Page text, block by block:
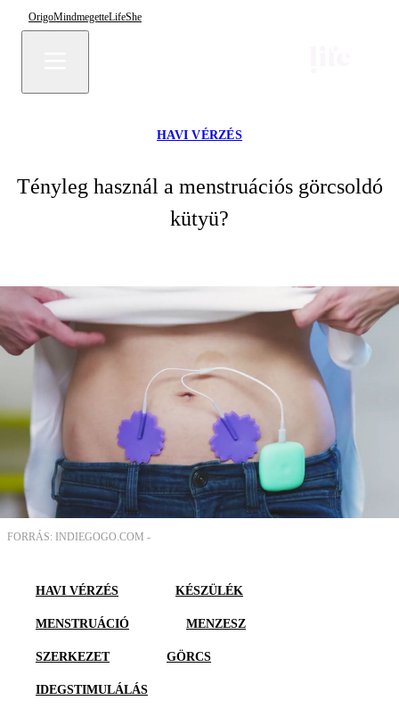
OrigoMindmegetteLifeShe
HAVI VÉRZÉS
Tényleg használ a menstruációs görcsoldó
kütyü?
FORRÁS: INDIEGOGO.COM -
HAVI VÉRZÉS KÉSZÜLÉK
MENSTRUÁCIÓ MENZESZ
SZERKEZET GÖRCS
IDEGSTIMULÁLÁS